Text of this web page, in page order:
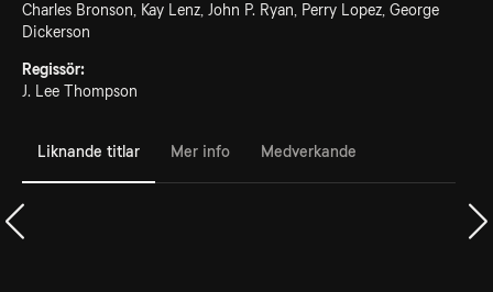
Charles Bronson, Kay Lenz, John P. Ryan, Perry Lopez, George
Dickerson
Regissör:
J. Lee Thompson
Liknande titlar Mer info Medverkande